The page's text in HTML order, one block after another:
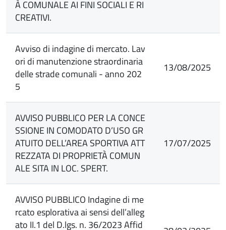
À COMUNALE AI FINI SOCIALI E RI
CREATIVI.
Avviso di indagine di mercato. Lav
ori di manutenzione straordinaria
delle strade comunali - anno 202
5
13/08/2025
AVVISO PUBBLICO PER LA CONCE
SSIONE IN COMODATO D’USO GR
ATUITO DELL’AREA SPORTIVA ATT
REZZATA DI PROPRIETÀ COMUN
ALE SITA IN LOC. SPERT.
17/07/2025
AVVISO PUBBLICO Indagine di me
rcato esplorativa ai sensi dell’alleg
ato II.1 del D.lgs. n. 36/2023 Affid